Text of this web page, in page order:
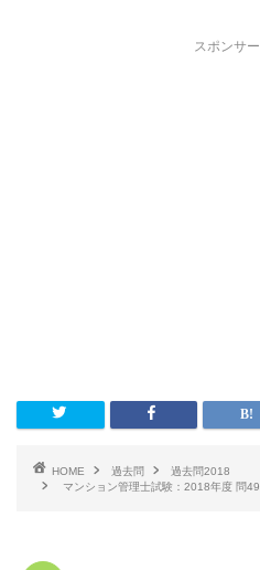
スポンサ
HOME 過去問
過去問2018
マンション管理士試験：2018年度 問